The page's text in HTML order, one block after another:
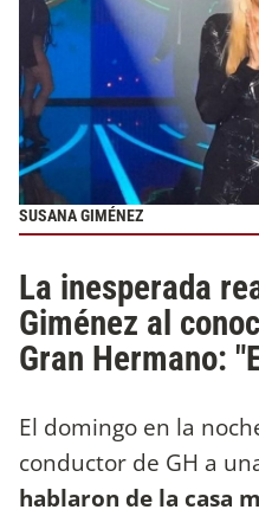
SUSANA GIMÉNEZ
La inesperada
Giménez al
Gran Hermano:
El domingo en la
conductor de GH a
hablaron de la casa